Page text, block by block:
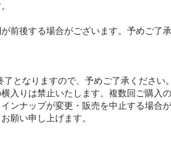
前後する場合がございます。予めご了承
となりますので、予めご了承ください。
入りは禁止いたします。複数回ご購入
ンナップが変更・販売を中止する場
願い申し上げます。